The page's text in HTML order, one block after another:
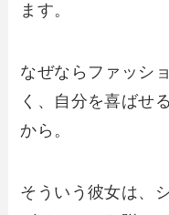
ます。
なぜならファッシ
く、自分を喜ばせ
から。
そういう彼女は、